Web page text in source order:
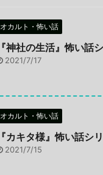
オカルト・怖い話
『神社の生活』怖い話
2021/7/17
オカルト・怖い話
『カキタ様』怖い話シ
2021/7/15